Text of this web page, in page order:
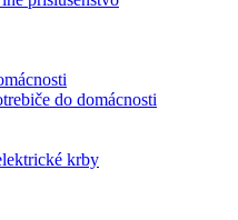
do domácnosti
krby